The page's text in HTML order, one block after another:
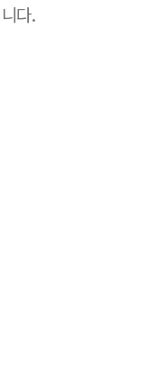
다.